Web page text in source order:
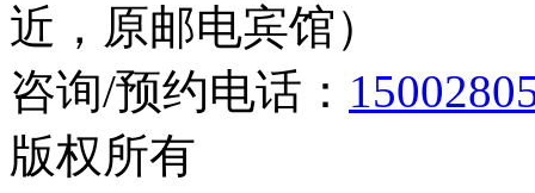
近，原邮电宾馆）
咨询/预约电话：
版权所有